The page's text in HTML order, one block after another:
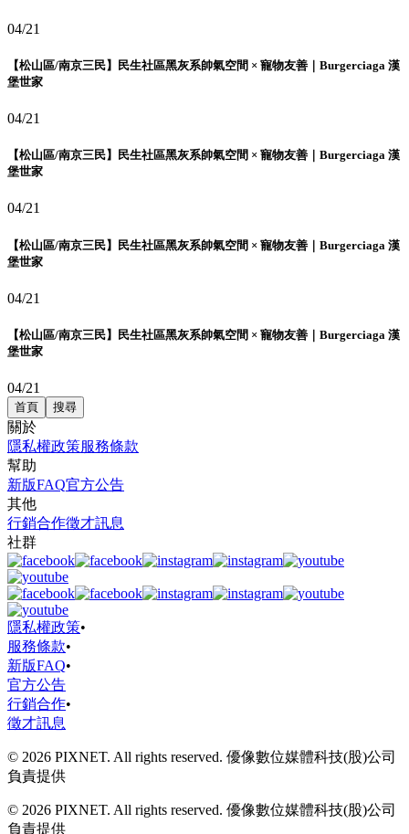
04/21
【松山區/南京三民】民生社區黑灰系帥氣空間 × 寵物友善｜Burgerciaga 漢
堡世家
04/21
【松山區/南京三民】民生社區黑灰系帥氣空間 × 寵物友善｜Burgerciaga 漢
堡世家
04/21
【松山區/南京三民】民生社區黑灰系帥氣空間 × 寵物友善｜Burgerciaga 漢
堡世家
04/21
【松山區/南京三民】民生社區黑灰系帥氣空間 × 寵物友善｜Burgerciaga 漢
堡世家
04/21
首頁 搜尋
關於
隱私權政策服務條款
幫助
新版FAQ官方公告
其他
行銷合作徵才訊息
社群
隱私權政策•
服務條款•
新版FAQ•
官方公告
行銷合作•
徵才訊息
© 2026 PIXNET. All rights reserved. 優像數位媒體科技(股)公司
負責提供
© 2026 PIXNET. All rights reserved. 優像數位媒體科技(股)公司
負責提供